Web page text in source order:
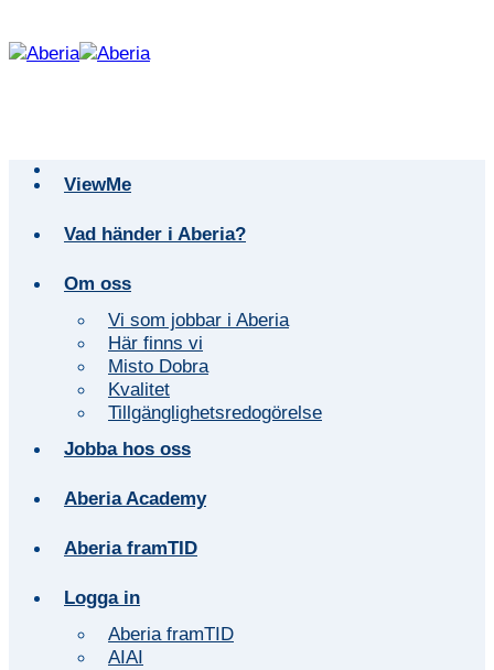
to
content
ViewMe
Vad händer i Aberia?
Om oss
Vi som jobbar i Aberia
Här finns vi
Misto Dobra
Kvalitet
Tillgänglighetsredogörelse
Jobba hos oss
Aberia Academy
Aberia framTID
Logga in
Aberia framTID
AIAI